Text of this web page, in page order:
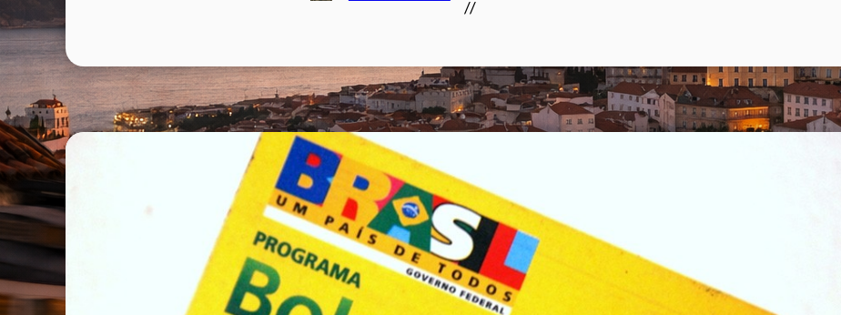
//